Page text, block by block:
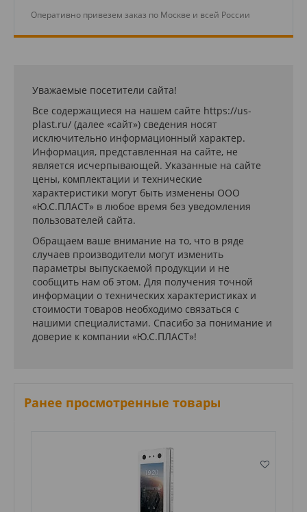
Оперативно привезем заказ по Москве и всей России
Уважаемые посетители сайта!
Все содержащиеся на нашем сайте https://us-
plast.ru/ (далее «сайт») сведения носят
исключительно информационный характер.
Информация, представленная на сайте, не
является исчерпывающей. Указанные на сайте
цены, комплектации и технические
характеристики могут быть изменены ООО
«Ю.С.ПЛАСТ» в любое время без уведомления
пользователей сайта.
Обращаем ваше внимание на то, что в ряде
случаев производители могут изменить
параметры выпускаемой продукции и не
сообщить нам об этом. Для получения точной
информации о технических характеристиках и
стоимости товаров необходимо связаться с
нашими специалистами. Спасибо за понимание и
доверие к компании «Ю.С.ПЛАСТ»!
Ранее просмотренные товары